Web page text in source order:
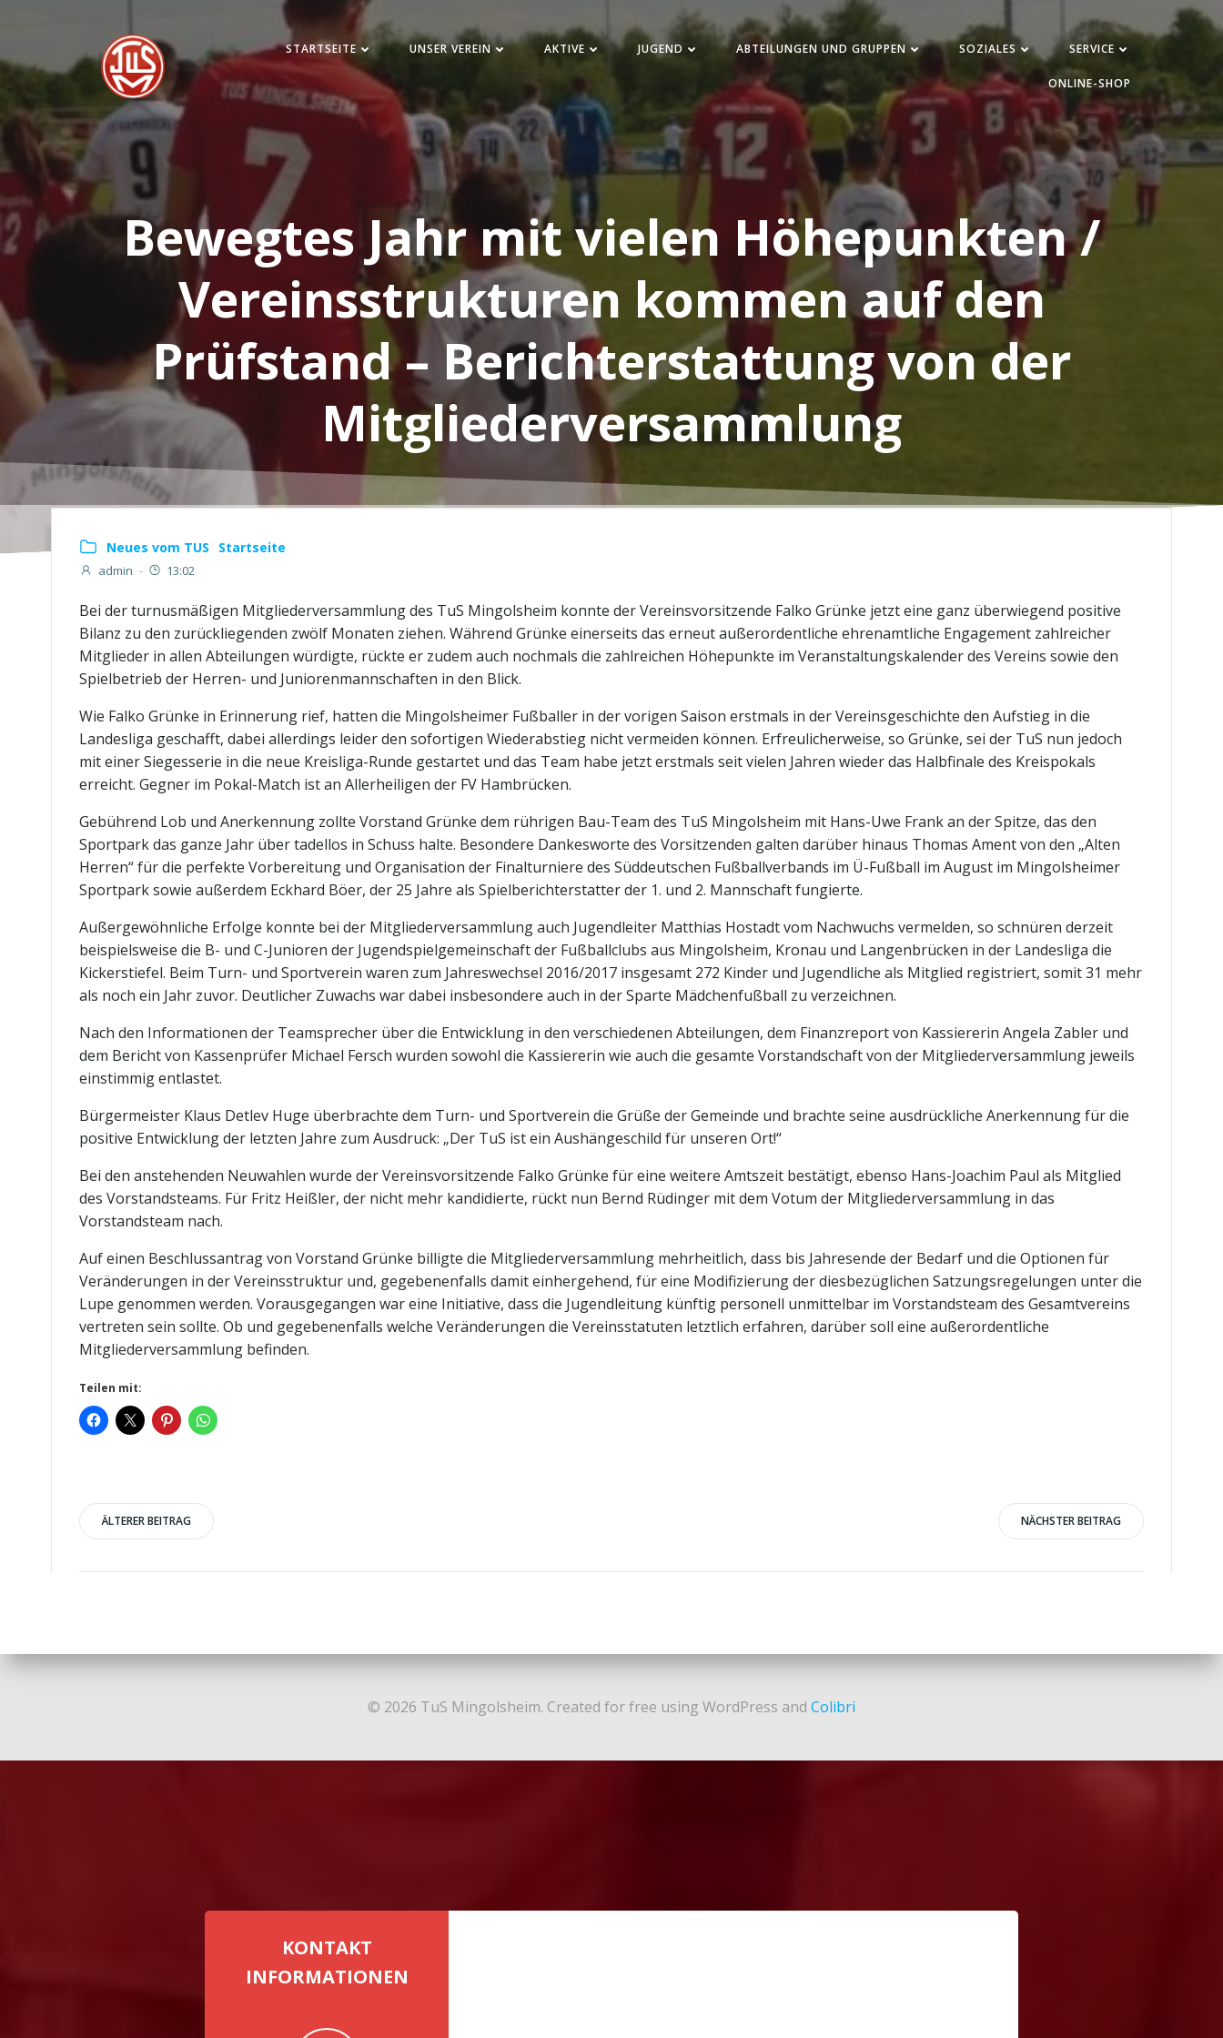
STARTSEITE UNSER VEREIN AKTIVE JUGEND ABTEILUNGEN UND GRUPPEN SOZIALES SERVICE
ONLINE-SHOP
Bewegtes Jahr mit vielen Höhepunkten /
Vereinsstrukturen kommen auf den
Prüfstand – Berichterstattung von der
Mitgliederversammlung
Neues vom TUS Startseite
admin - 13:02
Bei der turnusmäßigen Mitgliederversammlung des TuS Mingolsheim konnte der Vereinsvorsitzende Falko Grünke jetzt eine ganz überwiegend positive
Bilanz zu den zurückliegenden zwölf Monaten ziehen. Während Grünke einerseits das erneut außerordentliche ehrenamtliche Engagement zahlreicher
Mitglieder in allen Abteilungen würdigte, rückte er zudem auch nochmals die zahlreichen Höhepunkte im Veranstaltungskalender des Vereins sowie den
Spielbetrieb der Herren- und Juniorenmannschaften in den Blick.
Wie Falko Grünke in Erinnerung rief, hatten die Mingolsheimer Fußballer in der vorigen Saison erstmals in der Vereinsgeschichte den Aufstieg in die
Landesliga geschafft, dabei allerdings leider den sofortigen Wiederabstieg nicht vermeiden können. Erfreulicherweise, so Grünke, sei der TuS nun jedoch
mit einer Siegesserie in die neue Kreisliga-Runde gestartet und das Team habe jetzt erstmals seit vielen Jahren wieder das Halbfinale des Kreispokals
erreicht. Gegner im Pokal-Match ist an Allerheiligen der FV Hambrücken.
Gebührend Lob und Anerkennung zollte Vorstand Grünke dem rührigen Bau-Team des TuS Mingolsheim mit Hans-Uwe Frank an der Spitze, das den
Sportpark das ganze Jahr über tadellos in Schuss halte. Besondere Dankesworte des Vorsitzenden galten darüber hinaus Thomas Ament von den „Alten
Herren“ für die perfekte Vorbereitung und Organisation der Finalturniere des Süddeutschen Fußballverbands im Ü-Fußball im August im Mingolsheimer
Sportpark sowie außerdem Eckhard Böer, der 25 Jahre als Spielberichterstatter der 1. und 2. Mannschaft fungierte.
Außergewöhnliche Erfolge konnte bei der Mitgliederversammlung auch Jugendleiter Matthias Hostadt vom Nachwuchs vermelden, so schnüren derzeit
beispielsweise die B- und C-Junioren der Jugendspielgemeinschaft der Fußballclubs aus Mingolsheim, Kronau und Langenbrücken in der Landesliga die
Kickerstiefel. Beim Turn- und Sportverein waren zum Jahreswechsel 2016/2017 insgesamt 272 Kinder und Jugendliche als Mitglied registriert, somit 31 mehr
als noch ein Jahr zuvor. Deutlicher Zuwachs war dabei insbesondere auch in der Sparte Mädchenfußball zu verzeichnen.
Nach den Informationen der Teamsprecher über die Entwicklung in den verschiedenen Abteilungen, dem Finanzreport von Kassiererin Angela Zabler und
dem Bericht von Kassenprüfer Michael Fersch wurden sowohl die Kassiererin wie auch die gesamte Vorstandschaft von der Mitgliederversammlung jeweils
einstimmig entlastet.
Bürgermeister Klaus Detlev Huge überbrachte dem Turn- und Sportverein die Grüße der Gemeinde und brachte seine ausdrückliche Anerkennung für die
positive Entwicklung der letzten Jahre zum Ausdruck: „Der TuS ist ein Aushängeschild für unseren Ort!“
Bei den anstehenden Neuwahlen wurde der Vereinsvorsitzende Falko Grünke für eine weitere Amtszeit bestätigt, ebenso Hans-Joachim Paul als Mitglied
des Vorstandsteams. Für Fritz Heißler, der nicht mehr kandidierte, rückt nun Bernd Rüdinger mit dem Votum der Mitgliederversammlung in das
Vorstandsteam nach.
Auf einen Beschlussantrag von Vorstand Grünke billigte die Mitgliederversammlung mehrheitlich, dass bis Jahresende der Bedarf und die Optionen für
Veränderungen in der Vereinsstruktur und, gegebenenfalls damit einhergehend, für eine Modifizierung der diesbezüglichen Satzungsregelungen unter die
Lupe genommen werden. Vorausgegangen war eine Initiative, dass die Jugendleitung künftig personell unmittelbar im Vorstandsteam des Gesamtvereins
vertreten sein sollte. Ob und gegebenenfalls welche Veränderungen die Vereinsstatuten letztlich erfahren, darüber soll eine außerordentliche
Mitgliederversammlung befinden.
Teilen mit:
Post
navigation
ÄLTERER BEITRAG
navigation
NÄCHSTER BEITRAG
© 2026 TuS Mingolsheim. Created for free using WordPress and Colibri
KONTAKT
INFORMATIONEN